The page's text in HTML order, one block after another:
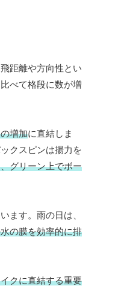
距離や方向性とい
べて格段に数が増
増加に直結しま
クスピンは揚力を
グリーン上でボー
ます。雨の日は、
の膜を効率的に排
クに直結する重要